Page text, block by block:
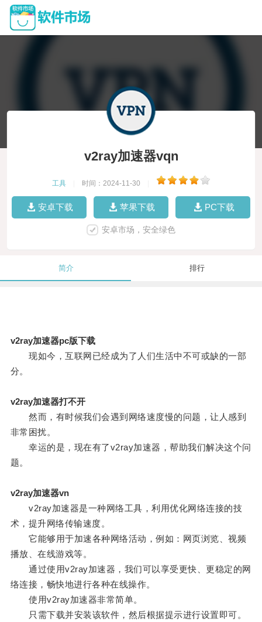
v2ray加速器vqn
工具 时间：2024-11-30
安卓下载 苹果下载 PC下载
安卓市场，安全绿色
简介 排行
v2ray加速器pc版下载
现如今，互联网已经成为了人们生活中不可或缺的一部
分。
v2ray加速器打不开
然而，有时候我们会遇到网络速度慢的问题，让人感到
非常困扰。
幸运的是，现在有了v2ray加速器，帮助我们解决这个问
题。
v2ray加速器vn
v2ray加速器是一种网络工具，利用优化网络连接的技
术，提升网络传输速度。
它能够用于加速各种网络活动，例如：网页浏览、视频
播放、在线游戏等。
通过使用v2ray加速器，我们可以享受更快、更稳定的网
络连接，畅快地进行各种在线操作。
使用v2ray加速器非常简单。
只需下载并安装该软件，然后根据提示进行设置即可。